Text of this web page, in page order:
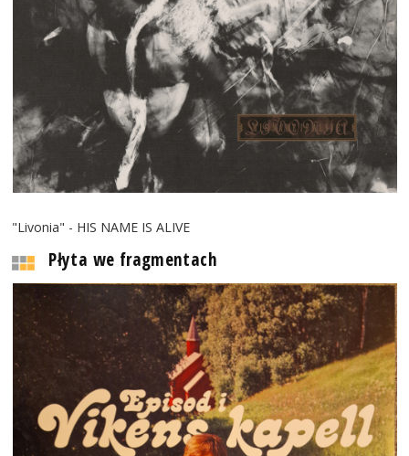
"Livonia" - HIS NAME IS ALIVE
Płyta we fragmentach